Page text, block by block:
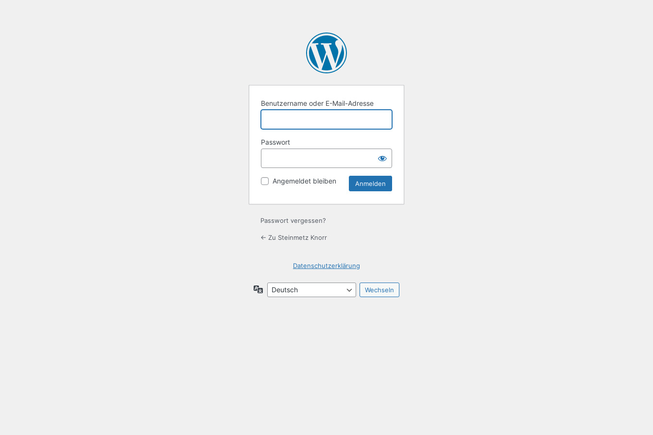
Benutzername oder E-Mail-Adresse
Passwort
Angemeldet bleiben
Passwort vergessen?
← Zu Steinmetz Knorr
Datenschutzerklärung
Sprache